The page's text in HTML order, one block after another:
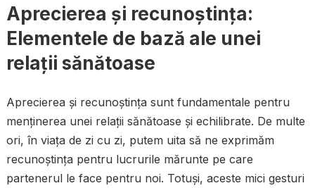
Aprecierea și recunoștința:
Elementele de bază ale unei
relații sănătoase
Aprecierea și recunoștința sunt fundamentale pentru
menținerea unei relații sănătoase și echilibrate. De multe
ori, în viața de zi cu zi, putem uita să ne exprimăm
recunoștința pentru lucrurile mărunte pe care
partenerul le face pentru noi. Totuși, aceste mici gesturi